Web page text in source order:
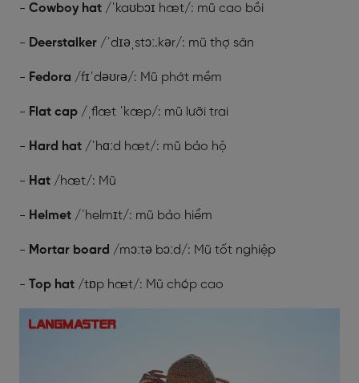
- Cowboy hat /ˈkaʊbɔɪ hæt/: mũ cao bồi
- Deerstalker /ˈdɪəˌstɔː.kər/: mũ thợ săn
- Fedora /fɪˈdəʊrə/: Mũ phớt mềm
- Flat cap /ˌflæt ˈkæp/: mũ lưỡi trai
- Hard hat /ˈhɑːd hæt/: mũ bảo hộ
- Hat /hæt/: Mũ
- Helmet /ˈhelmɪt/: mũ bảo hiểm
- Mortar board /mɔːtə bɔːd/: Mũ tốt nghiệp
- Top hat /tɒp hæt/: Mũ chóp cao